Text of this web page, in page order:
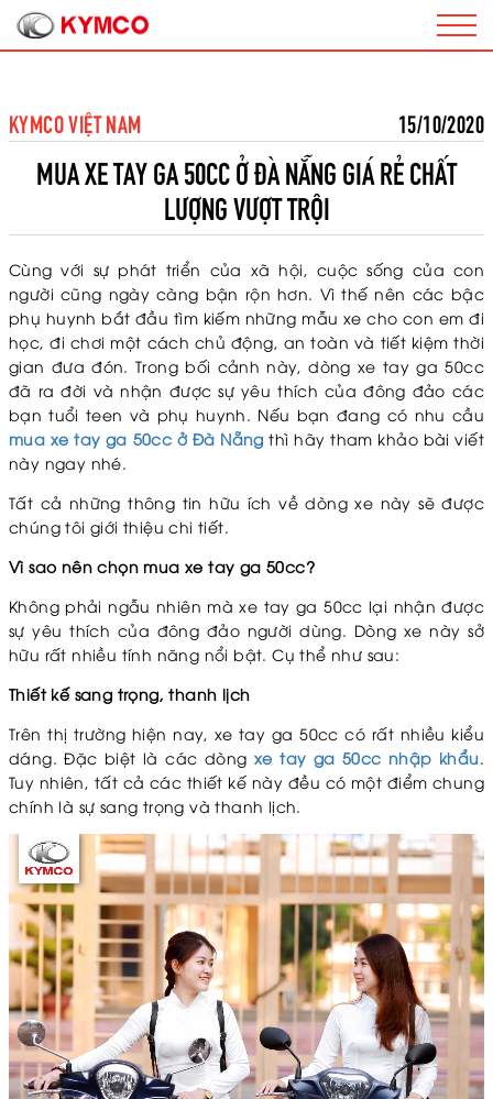
KYMCO VIỆT NAM 15/10/2020
MUA XE TAY GA 50CC Ở ĐÀ NẴNG GIÁ RẺ CHẤT
LƯỢNG VƯỢT TRỘI
Cùng với sự phát triển của xã hội, cuộc sống của con
người cũng ngày càng bận rộn hơn. Vì thế nên các bậc
phụ huynh bắt đầu tìm kiếm những mẫu xe cho con em đi
học, đi chơi một cách chủ động, an toàn và tiết kiệm thời
gian đưa đón. Trong bối cảnh này, dòng xe tay ga 50cc
đã ra đời và nhận được sự yêu thích của đông đảo các
bạn tuổi teen và phụ huynh. Nếu bạn đang có nhu cầu
mua xe tay ga 50cc ở Đà Nẵng thì hãy tham khảo bài viết
này ngay nhé.
Tất cả những thông tin hữu ích về dòng xe này sẽ được
chúng tôi giới thiệu chi tiết.
Vì sao nên chọn mua xe tay ga 50cc?
Không phải ngẫu nhiên mà xe tay ga 50cc lại nhận được
sự yêu thích của đông đảo người dùng. Dòng xe này sở
hữu rất nhiều tính năng nổi bật. Cụ thể như sau:
Thiết kế sang trọng, thanh lịch
Trên thị trường hiện nay, xe tay ga 50cc có rất nhiều kiểu
dáng. Đặc biệt là các dòng xe tay ga 50cc nhập khẩu.
Tuy nhiên, tất cả các thiết kế này đều có một điểm chung
chính là sự sang trọng và thanh lịch.